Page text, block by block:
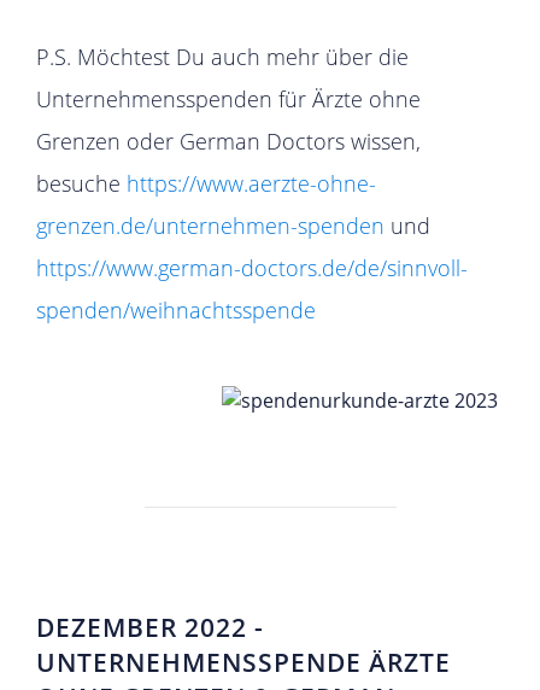
P.S. Möchtest Du auch mehr über die
Unternehmensspenden für Ärzte ohne
Grenzen oder German Doctors wissen,
besuche https://www.aerzte-ohne-
grenzen.de/unternehmen-spenden und
https://www.german-doctors.de/de/sinnvoll-
spenden/weihnachtsspende
DEZEMBER 2022 -
UNTERNEHMENSSPENDE ÄRZTE